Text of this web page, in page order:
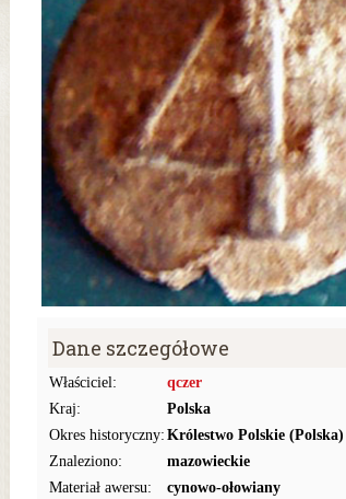
Dane szczegółowe
Właściciel:
qczer
Kraj:
Polska
Okres historyczny: Królestwo Polskie (Polska)
Znaleziono:
mazowieckie
Materiał awersu:
cynowo-ołowiany